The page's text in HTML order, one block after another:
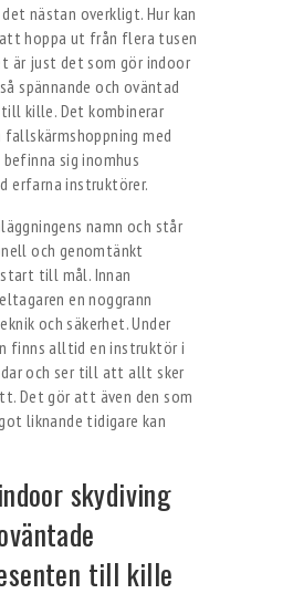
nästan overkligt. Hur kan
hoppa ut från flera tusen
är just det som gör indoor
spännande och oväntad
kille. Det kombinerar
med
sig inomhus
erfarna instruktörer.
namn och står
och genomtänkt
till mål. Innan
en noggrann
och säkerhet. Under
finns alltid en instruktör i
och ser till att allt sker
Det gör att även den som
liknande tidigare kan
skydiving
till kille